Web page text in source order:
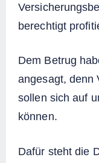
berechtigt
Dem Betrug
angesagt, denn
sollen sich auf
können.
Dafür steht die